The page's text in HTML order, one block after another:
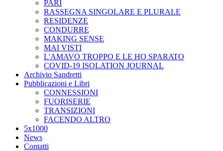
PARI
RASSEGNA SINGOLARE E PLURALE
RESIDENZE
CONDURRE
MAKING SENSE
MAI VISTI
L'AMAVO TROPPO E LE HO SPARATO
COVID-19 ISOLATION JOURNAL
Archivio Sandretti
Pubblicazioni e Libri
CONNESSIONI
FUORISERIE
TRANSIZIONI
FACENDO ALTRO
5x1000
News
Contatti